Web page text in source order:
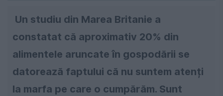
Un studiu din Marea Britanie a
constatat că aproximativ 20% din
alimentele aruncate în gospodării se
datorează faptului că nu suntem atenți
la marfa pe care o cumpărăm. Sunt